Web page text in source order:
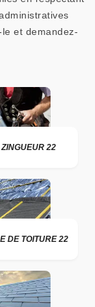
et demandez-
22
DE TOITURE 22